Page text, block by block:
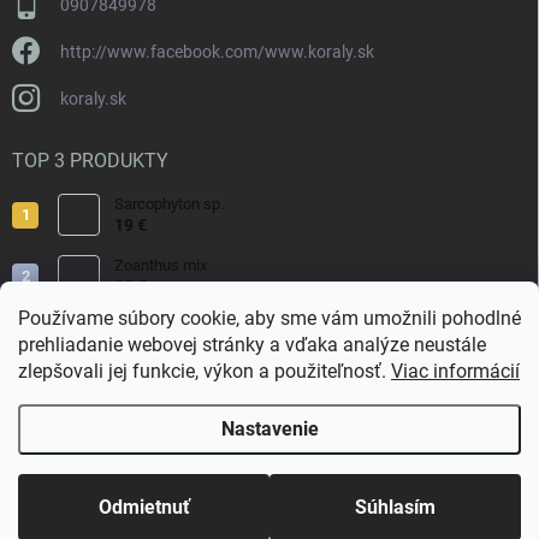
Používame súbory cookie, aby sme vám umožnili pohodlné
prehliadanie webovej stránky a vďaka analýze neustále
zlepšovali jej funkcie, výkon a použiteľnosť. Viac informácií
Nastavenie
Odmietnuť Súhlasím
0907849978
http://www.facebook.com/www.koraly.sk
koraly.sk
TOP 3 PRODUKTY
Sarcophyton sp.
19 €
Zoanthus mix
19 €
Acropora valida
15 €
Copyright 2026Koraly.sk. Všetky práva vyhradené.